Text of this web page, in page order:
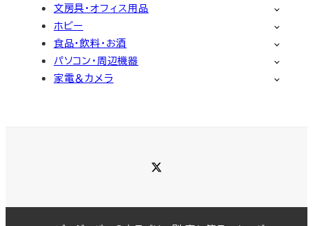
文房具・オフィス用品
ホビー
食品・飲料・お酒
パソコン・周辺機器
家電＆カメラ